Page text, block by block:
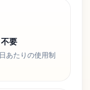
要
あたりの使用制